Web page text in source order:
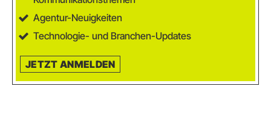
Agentur-Neuigkeiten
Technologie- und Branchen-Updates
JETZT ANMELDEN